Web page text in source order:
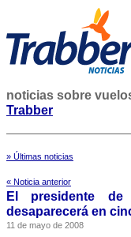
noticias sobre
Trabber
» Últimas noticias
« Noticia anterior
El presidente
desaparecerá en
11 de mayo de 2008